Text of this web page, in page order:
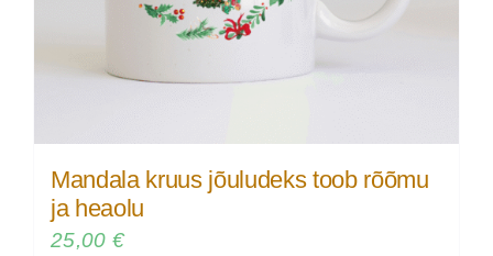
Mandala kruus jõuludeks toob rõõmu
ja heaolu
25,00 €